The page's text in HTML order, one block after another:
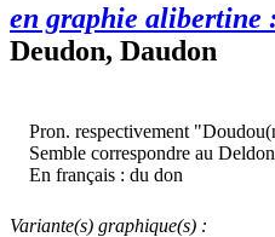
en graphie alibertine
Deudon, Daudon
Pron. respectivement
Semble correspondre au
En français : du don
Variante(s) graphique(s) :